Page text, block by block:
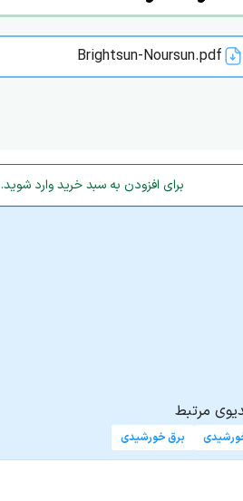
Brightsun-Noursun.pdf
برای افزودن به سبد خرید وارد شوید.
play_circle
مرتبط
برق خورشیدی